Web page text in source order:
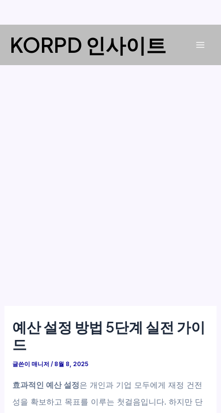
KORPD 인사이트
예산 설정 방법 5단계 실전 가이
드
글쓴이매니저/ 8월 8, 2025
효과적인 예산 설정은 개인과 기업 모두에게 재정 건전
성을 확보하고 목표를 이루는 첫걸음입니다. 하지만 단